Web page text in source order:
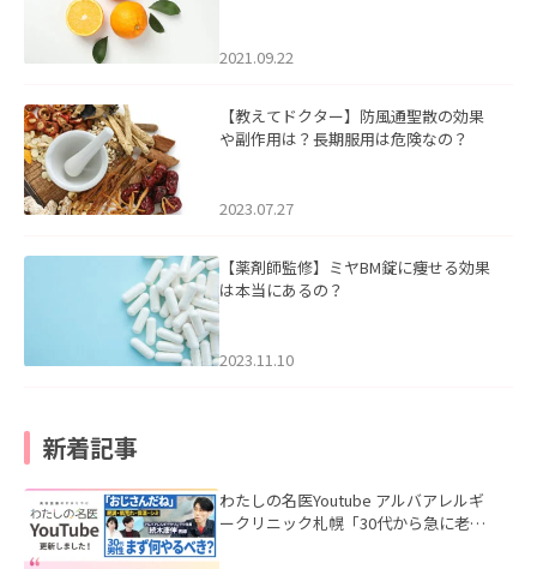
2021.09.22
【教えてドクター】防風通聖散の効果
や副作用は？長期服用は危険なの？
2023.07.27
【薬剤師監修】ミヤBM錠に痩せる効果
は本当にあるの？
2023.11.10
新着記事
わたしの名医Youtube アルバアレルギ
ークリニック札幌「30代から急に老け